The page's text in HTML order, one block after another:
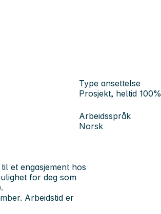
Type ansettelse
Prosjekt, heltid 100%
Arbeidsspråk
Norsk
et engasjement hos
for deg som
Arbeidstid er